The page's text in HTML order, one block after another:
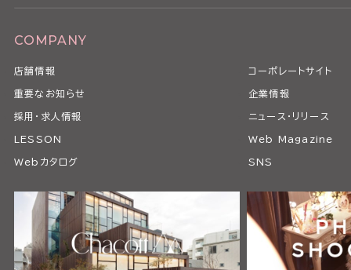
COMPANY
店舗情報 コーポレートサイト
重要なお知らせ 企業情報
採用・求人情報 ニュース・リリース
LESSON Web Magazine
Webカタログ SNS